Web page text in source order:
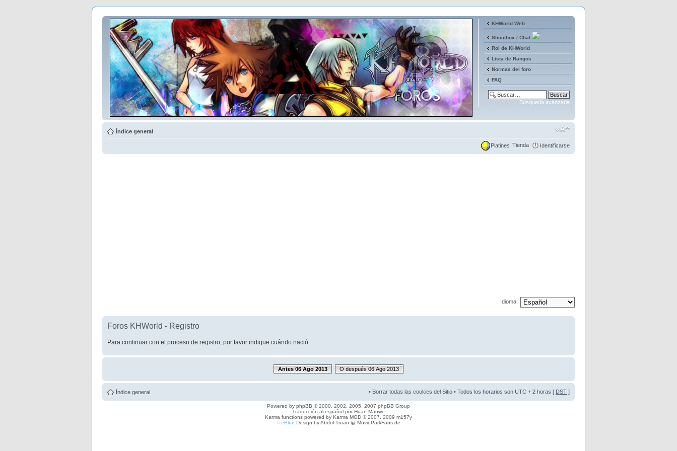
KHWorld Web
Shoutbox / Chat
Rol de KHWorld
Lista de Rangos
Normas del foro
FAQ
Búsqueda avanzada
Índice general
Platines Tienda Identificarse
Idioma:
Foros KHWorld - Registro
Para continuar con el proceso de registro, por favor indique cuándo nació.
Antes 06 Ago 2013 O después 06 Ago 2013
Índice general • Borrar todas las cookies del Sitio • Todos los horarios son UTC + 2 horas [ DST ]
Powered by phpBB © 2000, 2002, 2005, 2007 phpBB Group
Traducción al español porHuan Manwë
Karma functions powered by Karma MOD © 2007, 2009 m157y
IceBlue Design byAbdul Turan @ MovieParkFans.de